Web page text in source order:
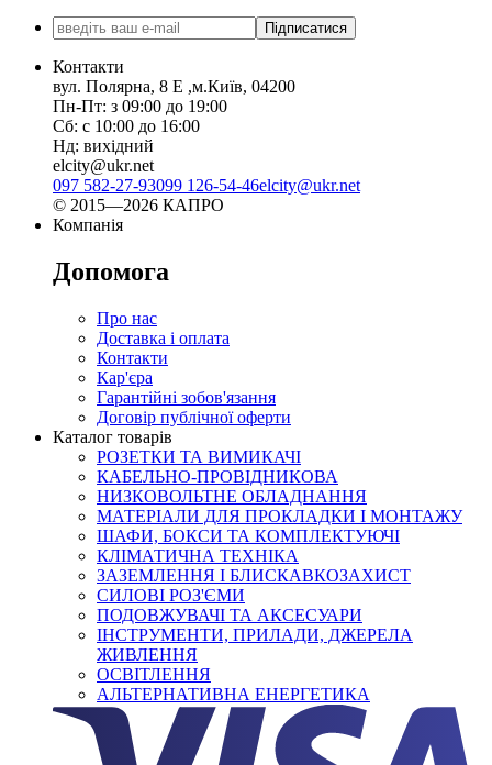
Підписатися
Контакти
вул. Полярна, 8 Е ,м.Київ, 04200
Пн-Пт: з 09:00 до 19:00
Сб: с 10:00 до 16:00
Нд: вихідний
elcity@ukr.net
097 582-27-93099 126-54-46elcity@ukr.net
© 2015—2026 КАПРО
Компанія
Допомога
Про нас
Доставка і оплата
Контакти
Кар'єра
Гарантійні зобов'язання
Договір публічної оферти
Каталог товарів
РОЗЕТКИ ТА ВИМИКАЧІ
КАБЕЛЬНО-ПРОВІДНИКОВА
НИЗКОВОЛЬТНЕ ОБЛАДНАННЯ
МАТЕРІАЛИ ДЛЯ ПРОКЛАДКИ І МОНТАЖУ
ШАФИ, БОКСИ ТА КОМПЛЕКТУЮЧІ
КЛІМАТИЧНА ТЕХНІКА
ЗАЗЕМЛЕННЯ І БЛИСКАВКОЗАХИСТ
СИЛОВІ РОЗ'ЄМИ
ПОДОВЖУВАЧІ ТА АКСЕСУАРИ
ІНСТРУМЕНТИ, ПРИЛАДИ, ДЖЕРЕЛА
ЖИВЛЕННЯ
ОСВІТЛЕННЯ
АЛЬТЕРНАТИВНА ЕНЕРГЕТИКА